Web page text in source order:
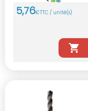
5,76€TTC / unité(s)